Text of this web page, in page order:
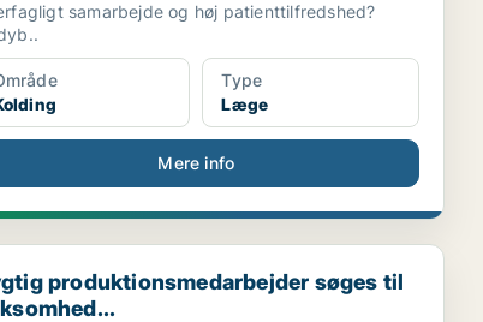
samarbejde og høj patienttilfredshed?
Type
Læge
Mere info
produktionsmedarbejder søges til virksomhed...
produktionsmedarbejder søges til